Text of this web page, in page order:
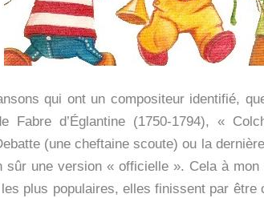
qui ont un compositeur identifié,
Fabre d’Églantine (1750-1794), «
(une cheftaine scoute) ou la
sûr une version « officielle ». Cela à
plus populaires, elles finissent par être